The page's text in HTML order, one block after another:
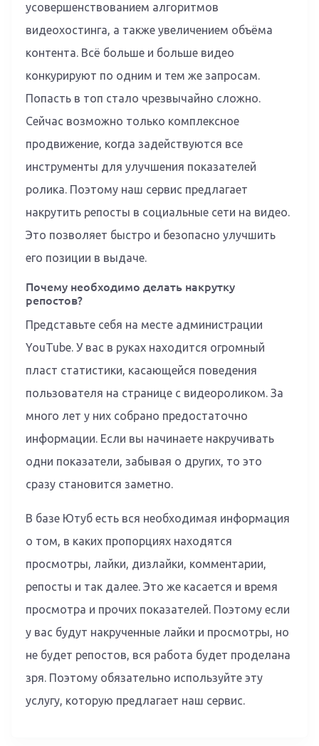
усовершенствованием алгоритмов
видеохостинга, а также увеличением объёма
контента. Всё больше и больше видео
конкурируют по одним и тем же запросам.
Попасть в топ стало чрезвычайно сложно.
Сейчас возможно только комплексное
продвижение, когда задействуются все
инструменты для улучшения показателей
ролика. Поэтому наш сервис предлагает
накрутить репосты в социальные сети на видео.
Это позволяет быстро и безопасно улучшить
его позиции в выдаче.
Почему необходимо делать накрутку
репостов?
Представьте себя на месте администрации
YouTube. У вас в руках находится огромный
пласт статистики, касающейся поведения
пользователя на странице с видеороликом. За
много лет у них собрано предостаточно
информации. Если вы начинаете накручивать
одни показатели, забывая о других, то это
сразу становится заметно.
В базе Ютуб есть вся необходимая информация
о том, в каких пропорциях находятся
просмотры, лайки, дизлайки, комментарии,
репосты и так далее. Это же касается и время
просмотра и прочих показателей. Поэтому если
у вас будут накрученные лайки и просмотры, но
не будет репостов, вся работа будет проделана
зря. Поэтому обязательно используйте эту
услугу, которую предлагает наш сервис.